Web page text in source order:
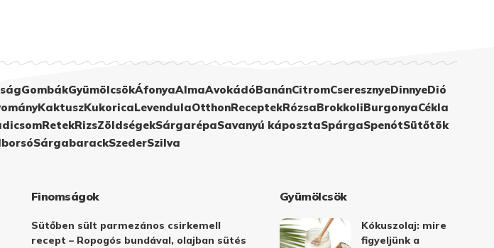
GombákGyümölcsökÁfonyaAlmaAvokádóBanánCitromCseresznyeDinnyeDió
KaktuszKukoricaLevendulaOtthonReceptekRózsaBrokkoliBurgonyaCékla
RetekRizsZöldségekSárgarépaSavanyú káposztaSpárgaSpenótSütőtök
SárgabarackSzederSzilva
Finomságok
Sütőben sült parmezános csirkemell
recept – Ropogós bundával, olajban sütés
Gyümölcsök
Kókuszolaj: mire
figyeljünk a